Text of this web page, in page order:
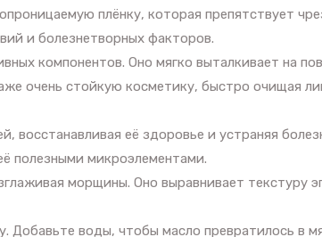
плёнку, которая препятствует
и болезнетворных факторов.
компонентов. Оно мягко выталкивает на
очень стойкую косметику, быстро очищая
восстанавливая её здоровье и устраняя
полезными микроэлементами.
морщины. Оно выравнивает текстуру
Добавьте воды, чтобы масло превратилось в